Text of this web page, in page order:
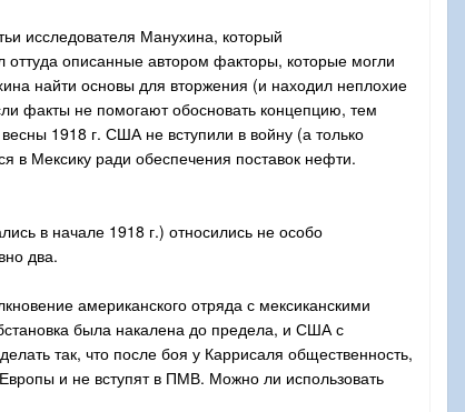
исследователя Манухина, который
описанные автором факторы, которые могли
найти основы для вторжения (и находил неплохие
факты не помогают обосновать концепцию, тем
1918 г. США не вступили в войну (а только
в Мексику ради обеспечения поставок нефти.
в начале 1918 г.) относились не особо
два.
американского отряда с мексиканскими
была накалена до предела, и США с
так, что после боя у Каррисаля общественность,
и не вступят в ПМВ. Можно ли использовать